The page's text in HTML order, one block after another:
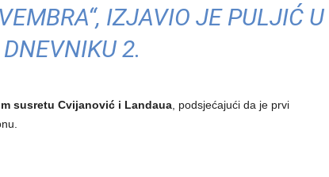
IZJAVIO JE PULJIĆ U
DNEVNIKU 2.
susretu Cvijanović i Landaua, podsjećajući da je prvi